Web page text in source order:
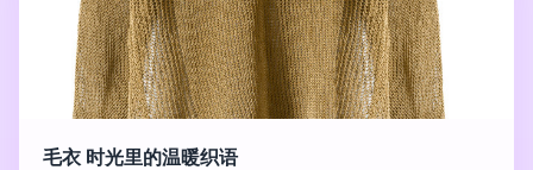
毛衣 时光里的温暖织语